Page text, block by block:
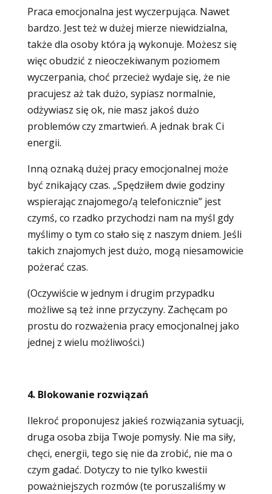
Praca emocjonalna jest wyczerpująca. Nawet
bardzo. Jest też w dużej mierze niewidzialna,
także dla osoby która ją wykonuje. Możesz się
więc obudzić z nieoczekiwanym poziomem
wyczerpania, choć przecież wydaje się, że nie
pracujesz aż tak dużo, sypiasz normalnie,
odżywiasz się ok, nie masz jakoś dużo
problemów czy zmartwień. A jednak brak Ci
energii.
Inną oznaką dużej pracy emocjonalnej może
być znikający czas. „Spędziłem dwie godziny
wspierając znajomego/ą telefonicznie” jest
czymś, co rzadko przychodzi nam na myśl gdy
myślimy o tym co stało się z naszym dniem. Jeśli
takich znajomych jest dużo, mogą niesamowicie
pożerać czas.
(Oczywiście w jednym i drugim przypadku
możliwe są też inne przyczyny. Zachęcam po
prostu do rozważenia pracy emocjonalnej jako
jednej z wielu możliwości.)
4. Blokowanie rozwiązań
Ilekroć proponujesz jakieś rozwiązania sytuacji,
druga osoba zbija Twoje pomysły. Nie ma siły,
chęci, energii, tego się nie da zrobić, nie ma o
czym gadać. Dotyczy to nie tylko kwestii
poważniejszych rozmów (te poruszaliśmy w